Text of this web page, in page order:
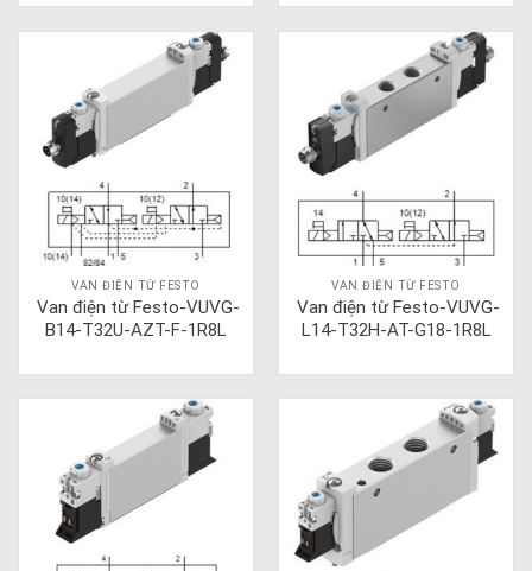
VAN ĐIỆN TỪ FESTO
Van điện từ Festo-VUVG-
B14-T32U-AZT-F-1R8L
VAN ĐIỆN TỪ FESTO
Van điện từ Festo-VUVG-
L14-T32H-AT-G18-1R8L